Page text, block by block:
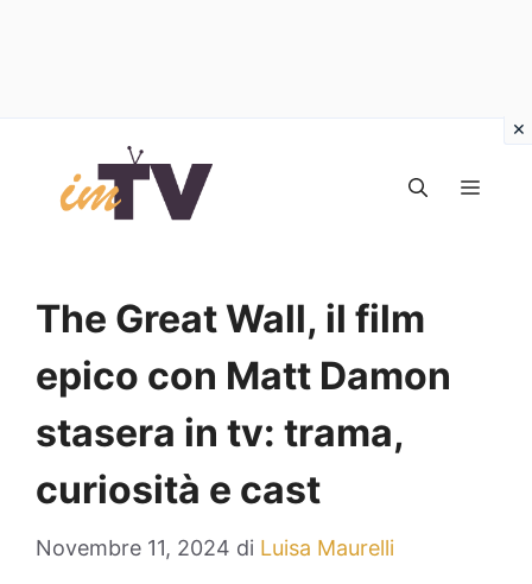
contenuto
The Great Wall, il film
epico con Matt Damon
stasera in tv: trama,
curiosità e cast
Novembre 11, 2024 di Luisa Maurelli